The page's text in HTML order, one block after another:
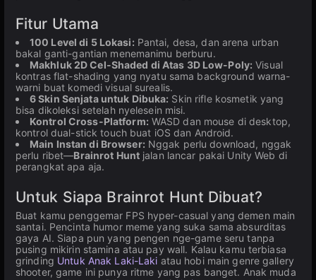
Fitur Utama
100 Level di 5 Lokasi: Pantai, desa, dan arena urban
bakal ganti-gantian menemanimu berburu.
Makhluk 2D Cel-Shaded di Atas 3D Low-Poly: Visual
kontras flat-shading yang nyatu sama background warna-
warni buat komedi visual surealis.
6 Skin Senjata untuk Dibuka: Skin rifle kosmetik yang
bisa dikoleksi setelah nyelesein misi.
Kontrol Cross-Platform: WASD dan mouse di desktop,
kontrol dual-stick touch buat iOS dan Android.
Main Instan di Browser: Nggak perlu download, nggak
perlu ribet—Brainrot Hunt jalan lancar pakai Unity Web di
perangkat apa aja.
Untuk Siapa Brainrot Hunt Dibuat?
Buat kamu penggemar FPS hyper-casual yang demen main
santai. Pencinta humor meme yang suka sama absurditas
gaya AI. Siapa pun yang pengen nge-game seru tanpa
pusing mikirin stamina atau pay wall. Kalau kamu terbiasa
grinding Untuk Anak Laki-Laki atau hobi main genre gallery
shooter, game ini punya ritme yang pas banget. Anak muda